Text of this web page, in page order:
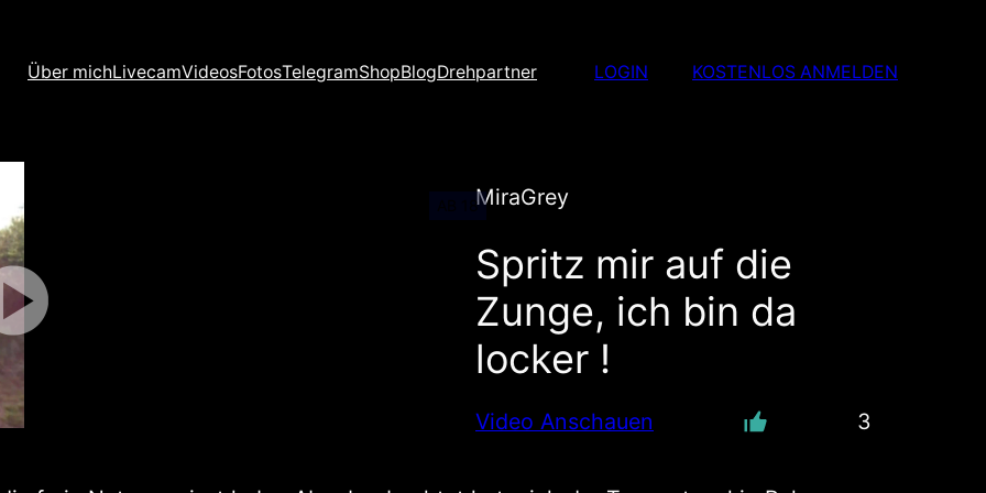
Über michLivecamVideosFotosTelegramShopBlogDrehpartner LOGIN KOSTENLOS ANMELDEN
AB 18MiraGrey
Spritz mir auf die
Zunge, ich bin da
locker !
Video Anschauen 3